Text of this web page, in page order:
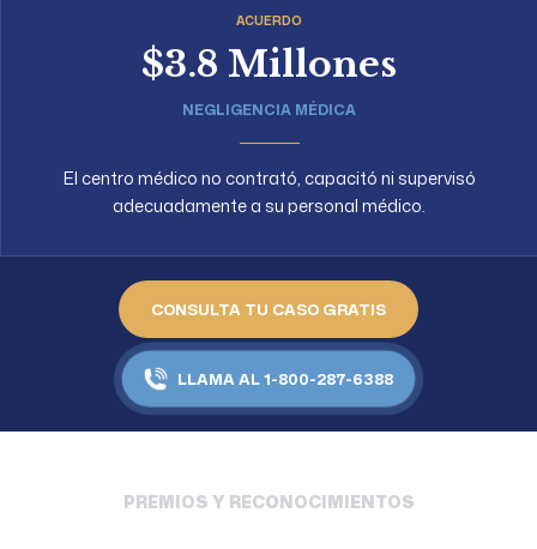
ACUERDO
$3.8 Millones
NEGLIGENCIA MÉDICA
El centro médico no contrató, capacitó ni supervisó
adecuadamente a su personal médico.
CONSULTA TU CASO GRATIS
LLAMA AL 1-800-287-6388
PREMIOS Y RECONOCIMIENTOS